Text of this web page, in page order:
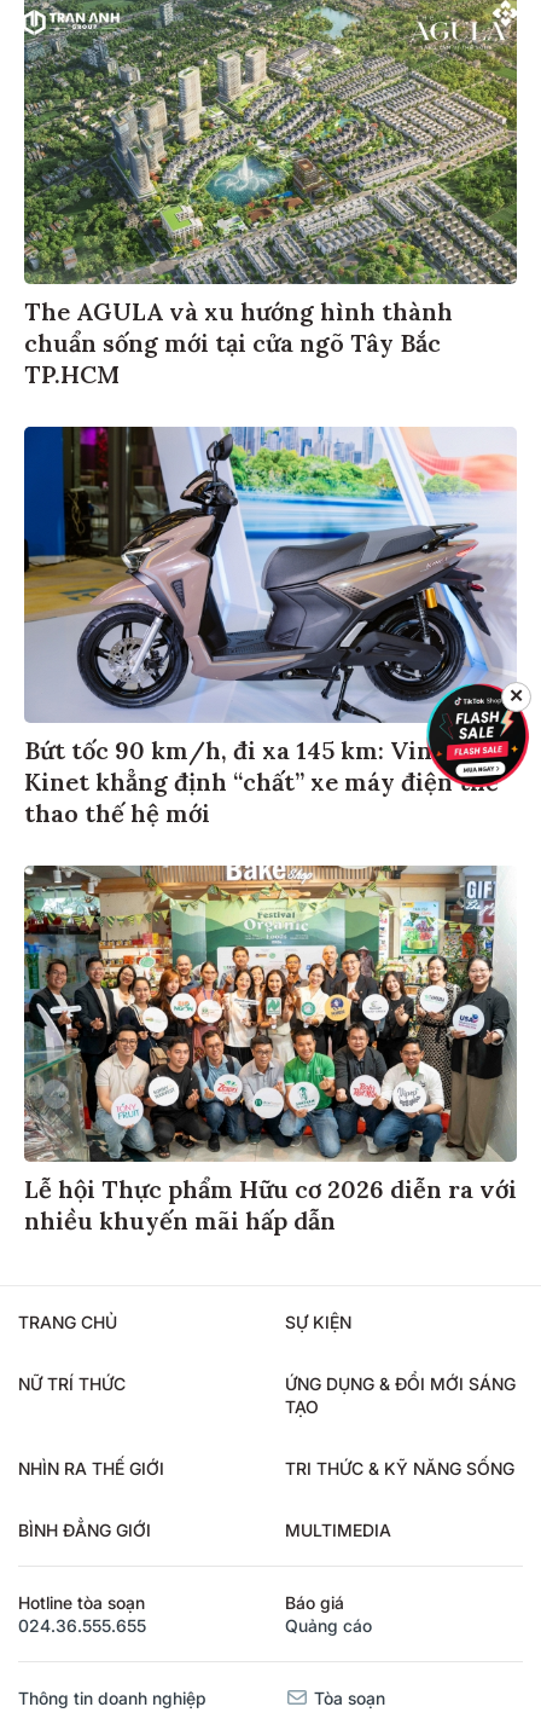
The AGULA và xu hướng hình thành
chuẩn sống mới tại cửa ngõ Tây Bắc
TP.HCM
Bứt tốc 90 km/h, đi xa 145 km: VinFast
Kinet khẳng định “chất” xe máy điện thể
thao thế hệ mới
Lễ hội Thực phẩm Hữu cơ 2026 diễn ra với
nhiều khuyến mãi hấp dẫn
TRANG CHỦ SỰ KIỆN
NỮ TRÍ THỨC
ỨNG DỤNG & ĐỔI MỚI SÁNG
TẠO
NHÌN RA THẾ GIỚI TRI THỨC & KỸ NĂNG SỐNG
BÌNH ĐẲNG GIỚI MULTIMEDIA
Hotline tòa soạn
024.36.555.655
Báo giá
Quảng cáo
Thông tin doanh nghiệp Tòa soạn
✕